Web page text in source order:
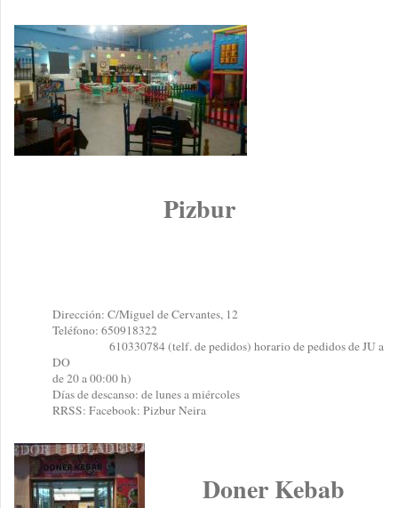
Pizbur
Dirección: C/Miguel de Cervantes, 12
Teléfono: 650918322
610330784 (telf. de pedidos) horario de pedidos de JU a
DO
de 20 a 00:00 h)
Días de descanso: de lunes a miércoles
RRSS: Facebook: Pizbur Neira
Doner Kebab